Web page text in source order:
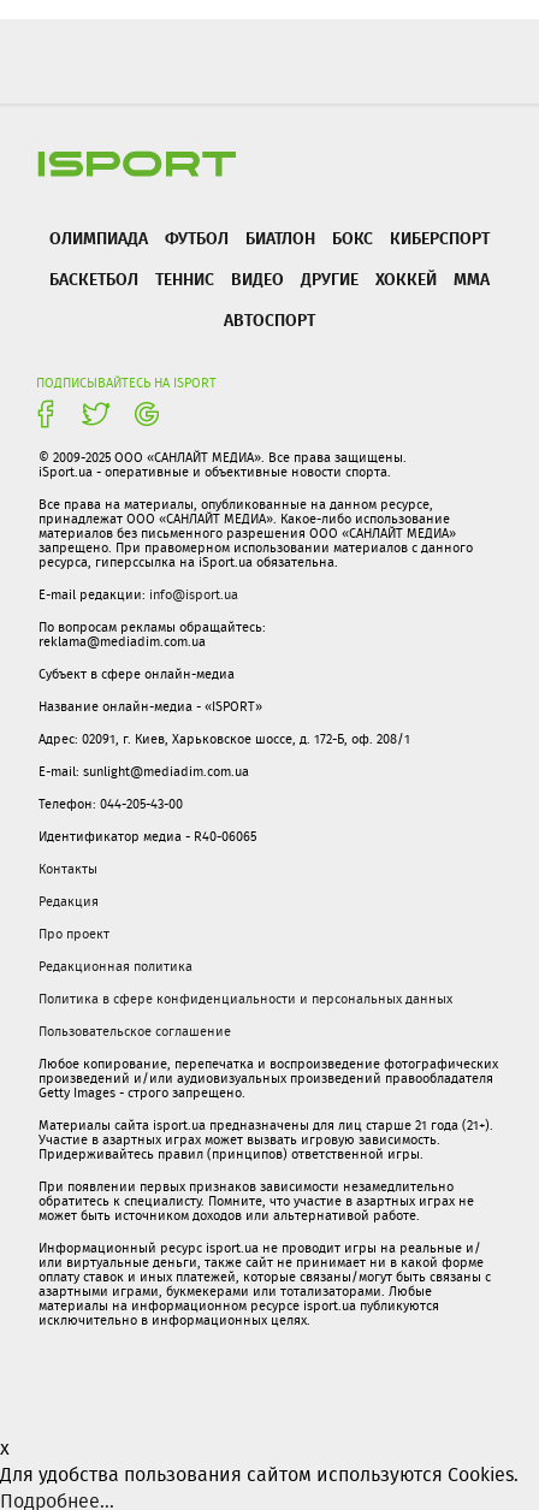
ОЛИМПИАДА ФУТБОЛ БИАТЛОН БОКС
КИБЕРСПОРТ
БАСКЕТБОЛ
ТЕННИС ВИДЕО ДРУГИЕ ХОККЕЙ
ММА
АВТОСПОРТ
ПОДПИСЫВАЙТЕСЬ НА ISPORT
© 2009-2025 ООО «САНЛАЙТ МЕДИА». Все права защищены.
iSport.ua - оперативные и объективные новости спорта.
Все права на материалы, опубликованные на данном ресурсе,
принадлежат ООО «САНЛАЙТ МЕДИА». Какое-либо использование
материалов без письменного разрешения ООО «САНЛАЙТ МЕДИА»
запрещено. При правомерном использовании материалов с данного
ресурса, гиперссылка на iSport.ua обязательна.
E-mail редакции: info@isport.ua
По вопросам рекламы обращайтесь:
reklama@mediadim.com.ua
Субъект в сфере онлайн-медиа
Название онлайн-медиа - «ISPORT»
Адрес: 02091, г. Киев, Харьковское шоссе, д. 172-Б, оф. 208/1
E-mail: sunlight@mediadim.com.ua
Телефон: 044-205-43-00
Идентификатор медиа - R40-06065
Контакты
Редакция
Про проект
Редакционная политика
Политика в сфере конфиденциальности и персональных данных
Пользовательское соглашение
Любое копирование, перепечатка и воспроизведение фотографических
произведений и/или аудиовизуальных произведений правообладателя
Getty Images - строго запрещено.
Материалы сайта isport.ua предназначены для лиц старше 21 года (21+).
Участие в азартных играх может вызвать игровую зависимость.
Придерживайтесь правил (принципов) ответственной игры.
При появлении первых признаков зависимости незамедлительно
обратитесь к специалисту. Помните, что участие в азартных играх не
может быть источником доходов или альтернативой работе.
Информационный ресурс isport.ua не проводит игры на реальные и/
или виртуальные деньги, также сайт не принимает ни в какой форме
oплaту ставок и иных платежей, которые связаны/могут быть связаны c
азартными игрaми, букмекерами или тотализаторами. Любые
материалы на информационном ресурсе isport.ua публикуютcя
исключительно в информационных целях.
x
Для удобства пользования сайтом используются Cookies.
Подробнее...